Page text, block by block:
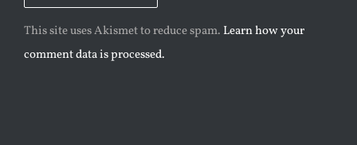
This site uses Akismet to reduce spam. Learn how your
comment data is processed.